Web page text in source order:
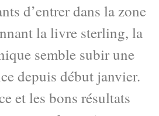
d’entrer dans la zone
la livre sterling, la
semble subir une
depuis début janvier.
et les bons résultats